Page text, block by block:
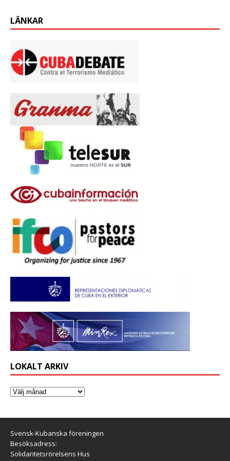
LÄNKAR
LOKALT ARKIV
Svensk-Kubanska föreningen
Besöksadress:
Solidaritetsrörelsens Hus